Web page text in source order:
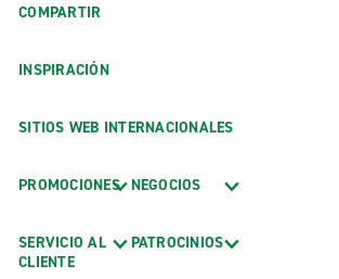
COMPARTIR
INSPIRACIÓN
SITIOS WEB INTERNACIONALES
PROMOCIONES
SERVICIO AL
CLIENTE
NEGOCIOS
PATROCINIOS